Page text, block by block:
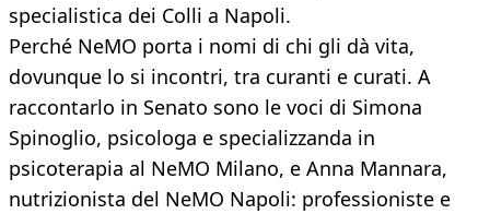
specialistica dei Colli a Napoli.
Perché NeMO porta i nomi di chi gli dà vita,
dovunque lo si incontri, tra curanti e curati. A
raccontarlo in Senato sono le voci di Simona
Spinoglio, psicologa e specializzanda in
psicoterapia al NeMO Milano, e Anna Mannara,
nutrizionista del NeMO Napoli: professioniste e